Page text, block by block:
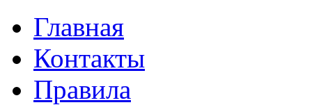
Главная
Контакты
Правила